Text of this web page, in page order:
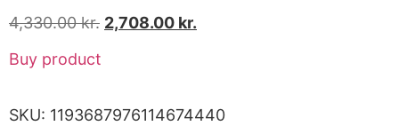
4,330.00kr. 2,708.00 kr.
Buy product
SKU: 1193687976114674440